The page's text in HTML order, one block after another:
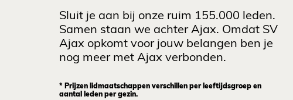
Sluit je aan bij onze ruim 155.000 leden.
Samen staan we achter Ajax. Omdat SV
Ajax opkomt voor jouw belangen ben je
nog meer met Ajax verbonden.
* Prijzen lidmaatschappen verschillen per leeftijdsgroep en
aantal leden per gezin.